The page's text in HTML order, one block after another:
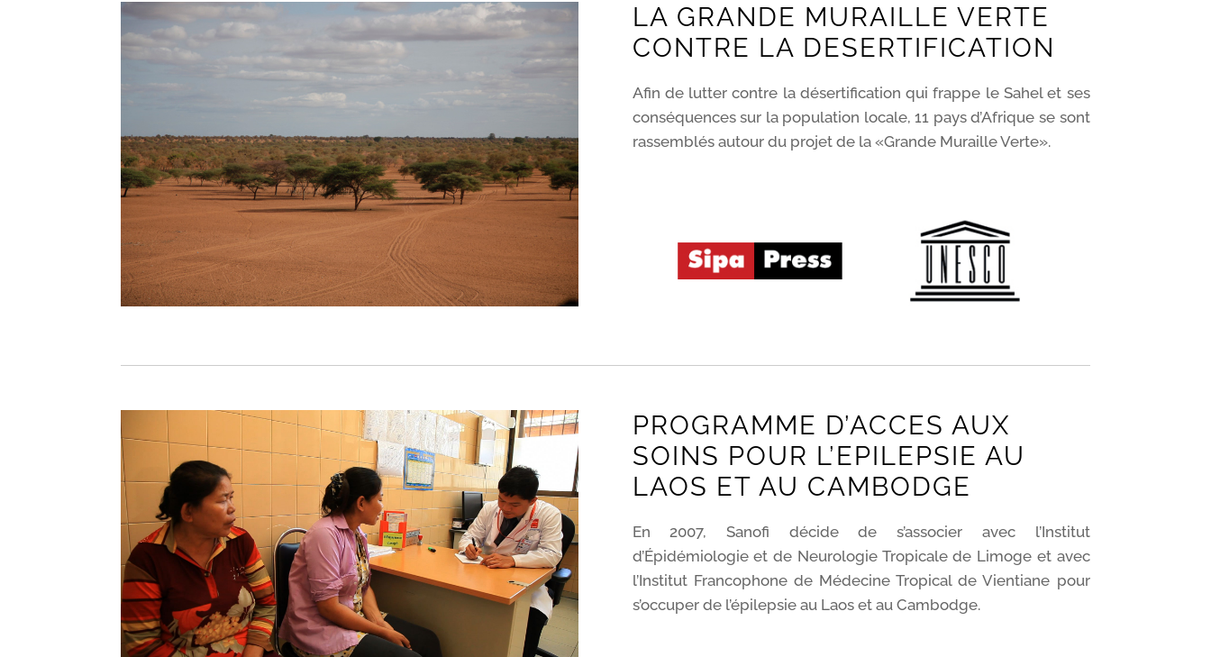
LA GRANDE MURAILLE VERTE
CONTRE LA DESERTIFICATION
Afin de lutter contre la désertification qui frappe le Sahel et ses
conséquences sur la population locale, 11 pays d’Afrique se sont
rassemblés autour du projet de la «Grande Muraille Verte».
PROGRAMME D’ACCES AUX
SOINS POUR L’EPILEPSIE AU
LAOS ET AU CAMBODGE
En 2007, Sanofi décide de s’associer avec l’Institut
d’Épidémiologie et de Neurologie Tropicale de Limoge et avec
l’Institut Francophone de Médecine Tropical de Vientiane pour
s’occuper de l’épilepsie au Laos et au Cambodge.